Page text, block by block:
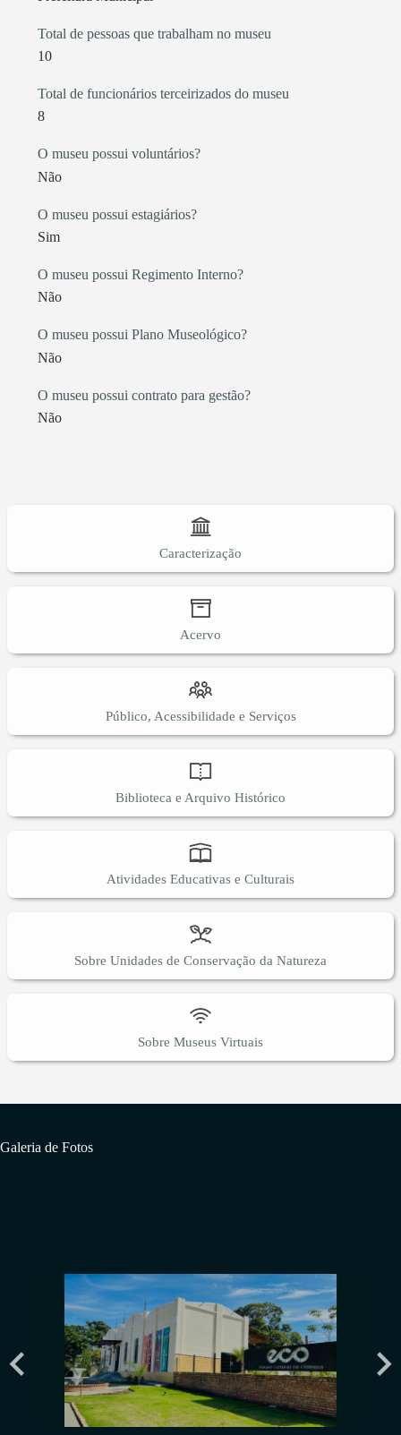
Total de pessoas que trabalham no museu
10
Total de funcionários terceirizados do museu
8
O museu possui voluntários?
Não
O museu possui estagiários?
Sim
O museu possui Regimento Interno?
Não
O museu possui Plano Museológico?
Não
O museu possui contrato para gestão?
Não
Caracterização
Acervo
Público, Acessibilidade e Serviços
Biblioteca e Arquivo Histórico
Atividades Educativas e Culturais
Sobre Unidades de Conservação da Natureza
Sobre Museus Virtuais
Galeria de Fotos